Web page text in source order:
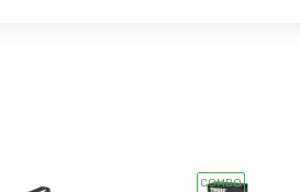
COMBO